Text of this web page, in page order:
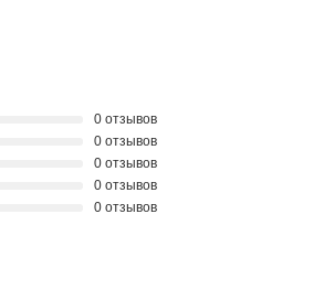
0 отзывов
0 отзывов
0 отзывов
0 отзывов
0 отзывов